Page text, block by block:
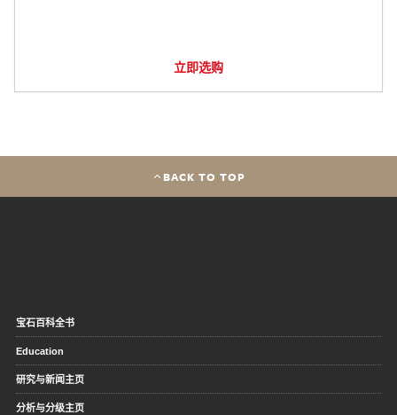
立即选购
BACK TO TOP
宝石百科全书
Education
研究与新闻主页
分析与分级主页